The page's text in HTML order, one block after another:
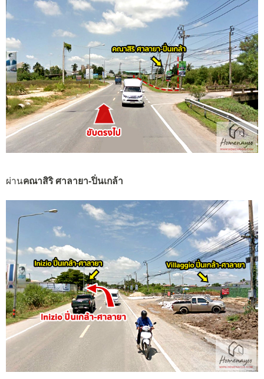
ผ่านคณาสิริ ศาลายา-ปิ่นเกล้า